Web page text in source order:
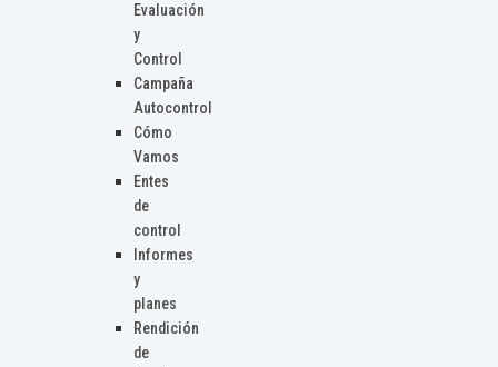
Evaluación
y
Control
Campaña
Autocontrol
Cómo
Vamos
Entes
de
control
Informes
y
planes
Rendición
de